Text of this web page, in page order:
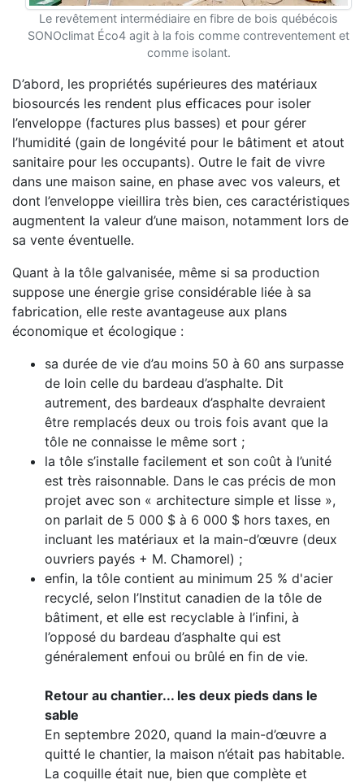
Le revêtement intermédiaire en fibre de bois québécois
SONOclimat Éco4 agit à la fois comme contreventement et
comme isolant.
D’abord, les propriétés supérieures des matériaux
biosourcés les rendent plus efficaces pour isoler
l’enveloppe (factures plus basses) et pour gérer
l’humidité (gain de longévité pour le bâtiment et atout
sanitaire pour les occupants). Outre le fait de vivre
dans une maison saine, en phase avec vos valeurs, et
dont l’enveloppe vieillira très bien, ces caractéristiques
augmentent la valeur d’une maison, notamment lors de
sa vente éventuelle.
Quant à la tôle galvanisée, même si sa production
suppose une énergie grise considérable liée à sa
fabrication, elle reste avantageuse aux plans
économique et écologique :
sa durée de vie d’au moins 50 à 60 ans surpasse
de loin celle du bardeau d’asphalte. Dit
autrement, des bardeaux d’asphalte devraient
être remplacés deux ou trois fois avant que la
tôle ne connaisse le même sort ;
la tôle s’installe facilement et son coût à l’unité
est très raisonnable. Dans le cas précis de mon
projet avec son « architecture simple et lisse »,
on parlait de 5 000 $ à 6 000 $ hors taxes, en
incluant les matériaux et la main-d’œuvre (deux
ouvriers payés + M. Chamorel) ;
enfin, la tôle contient au minimum 25 % d'acier
recyclé, selon l’Institut canadien de la tôle de
bâtiment, et elle est recyclable à l’infini, à
l’opposé du bardeau d’asphalte qui est
généralement enfoui ou brûlé en fin de vie.
Retour au chantier... les deux pieds dans le
sable
En septembre 2020, quand la main-d’œuvre a
quitté le chantier, la maison n’était pas habitable.
La coquille était nue, bien que complète et